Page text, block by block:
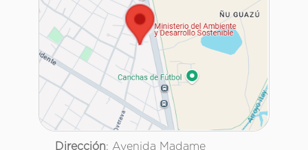
Dirección: Avenida Madame